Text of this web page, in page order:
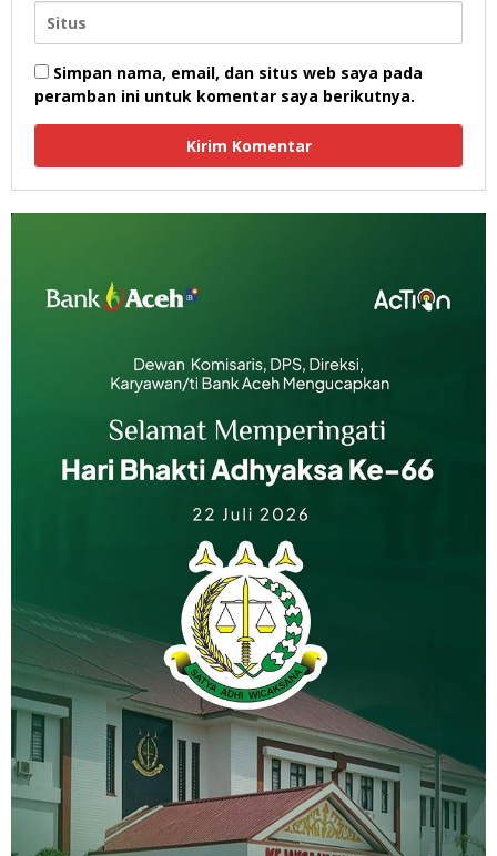
Simpan nama, email, dan situs web saya pada
peramban ini untuk komentar saya berikutnya.